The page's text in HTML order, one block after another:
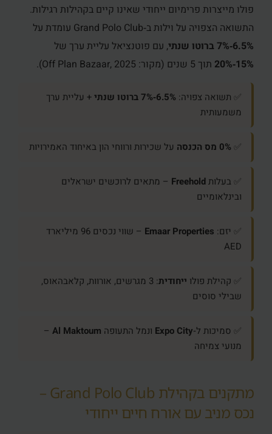
פולו מייצרות פרימיום ייחודי שאינו קיים בקהילות רגילות.
התשואה הצפויה על וילות ב‑Grand Polo Club עומדת על
6.5%‑7% ברוטו שנתי
, עם פוטנציאל עליית ערך של
15%‑20%
תוך 5 שנים (מקור: Off Plan Bazaar, 2025).
✅ תשואה צפויה: 6.5%‑7% ברוטו שנתי
+ עליית ערך
משמעותית
✅ 0% מס הכנסה על שכירות ורווחי הון באיחוד האמירויות
✅ בעלותFreehold – מתאים לרוכשים ישראלים
ובינלאומיים
✅ יזם: Emaar Properties
– שווי נכסים 96 מיליארד
AED
✅ קהילת פולו ייחודית
: 3 מגרשים, אורוות, קלאבהאוס,
שבילי סוסים
✅ סמיכות ל‑Expo City ונמל התעופה Al Maktoum
–
מנועי צמיחה
מתקנים בקהילת Grand Polo Club –
נכס מניב עם אורח חיים ייחודי